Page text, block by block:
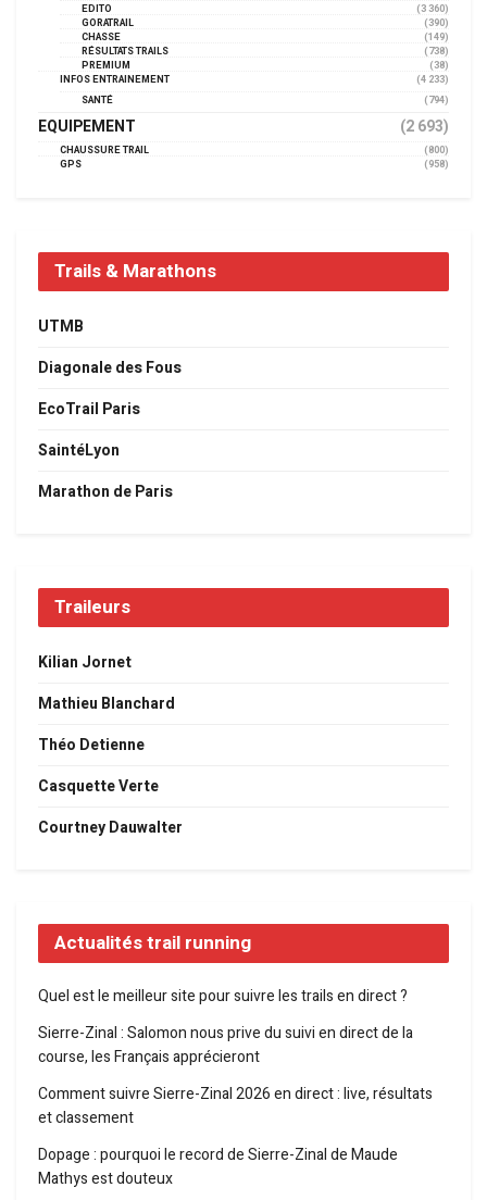
EDITO
(3 360)
GORATRAIL
(390)
CHASSE
(149)
RÉSULTATS TRAILS
(738)
PREMIUM
(38)
INFOS ENTRAINEMENT
(4 233)
SANTÉ
(794)
EQUIPEMENT (2 693)
CHAUSSURE TRAIL
(800)
GPS
(958)
Trails & Marathons
UTMB
Diagonale des Fous
EcoTrail Paris
SaintéLyon
Marathon de Paris
Traileurs
Kilian Jornet
Mathieu Blanchard
Théo Detienne
Casquette Verte
Courtney Dauwalter
Actualités trail running
Quel est le meilleur site pour suivre les trails en direct ?
Sierre-Zinal : Salomon nous prive du suivi en direct de la
course, les Français apprécieront
Comment suivre Sierre-Zinal 2026 en direct : live, résultats
et classement
Dopage : pourquoi le record de Sierre-Zinal de Maude
Mathys est douteux